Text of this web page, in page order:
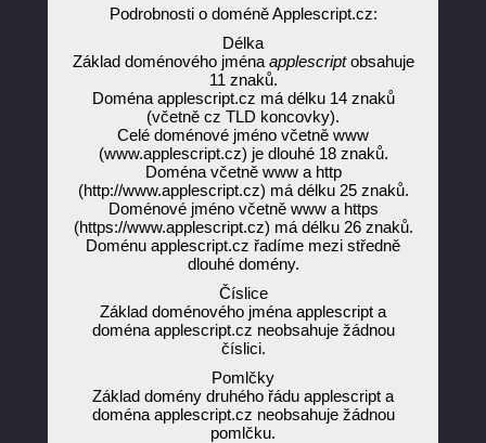
Podrobnosti o doméně Applescript.cz:
Délka
Základ doménového jména applescriptobsahuje
11 znaků.
Doména applescript.cz má délku 14 znaků
(včetně cz TLD koncovky).
Celé doménové jméno včetně www
(www.applescript.cz) je dlouhé 18 znaků.
Doména včetně www a http
(http://www.applescript.cz) má délku 25 znaků.
Doménové jméno včetně www a https
(https://www.applescript.cz) má délku 26 znaků.
Doménu applescript.cz řadíme mezi středně
dlouhé domény.
Číslice
Základ doménového jména applescript a
doména applescript.cz neobsahuje žádnou
číslici.
Pomlčky
Základ domény druhého řádu applescript a
doména applescript.cz neobsahuje žádnou
pomlčku.